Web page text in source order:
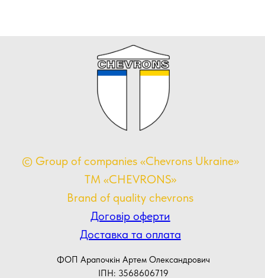
© Group of companies «Chevrons Ukraine»
TM «CHEVRONS»
Brand of quality chevrons
Договір оферти
Доставка та оплата
ФОП Арапочкін Артем Олександрович
ІПН: 3568606719